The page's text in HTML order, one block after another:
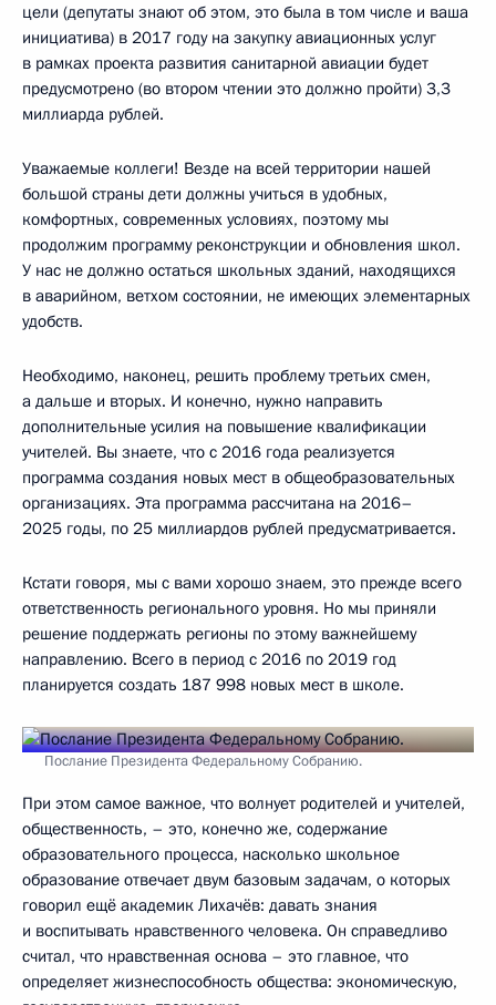
цели (депутаты знают об этом, это была в том числе и ваша
инициатива) в 2017 году на закупку авиационных услуг
в рамках проекта развития санитарной авиации будет
предусмотрено (во втором чтении это должно пройти) 3,3
миллиарда рублей.
Уважаемые коллеги! Везде на всей территории нашей
большой страны дети должны учиться в удобных,
комфортных, современных условиях, поэтому мы
продолжим программу реконструкции и обновления школ.
У нас не должно остаться школьных зданий, находящихся
в аварийном, ветхом состоянии, не имеющих элементарных
удобств.
Необходимо, наконец, решить проблему третьих смен,
а дальше и вторых. И конечно, нужно направить
дополнительные усилия на повышение квалификации
учителей. Вы знаете, что с 2016 года реализуется
программа создания новых мест в общеобразовательных
организациях. Эта программа рассчитана на 2016–
2025 годы, по 25 миллиардов рублей предусматривается.
Кстати говоря, мы с вами хорошо знаем, это прежде всего
ответственность регионального уровня. Но мы приняли
решение поддержать регионы по этому важнейшему
направлению. Всего в период с 2016 по 2019 год
планируется создать 187 998 новых мест в школе.
Послание Президента Федеральному Собранию.
При этом самое важное, что волнует родителей и учителей,
общественность, – это, конечно же, содержание
образовательного процесса, насколько школьное
образование отвечает двум базовым задачам, о которых
говорил ещё академик Лихачёв: давать знания
и воспитывать нравственного человека. Он справедливо
считал, что нравственная основа – это главное, что
определяет жизнеспособность общества: экономическую,